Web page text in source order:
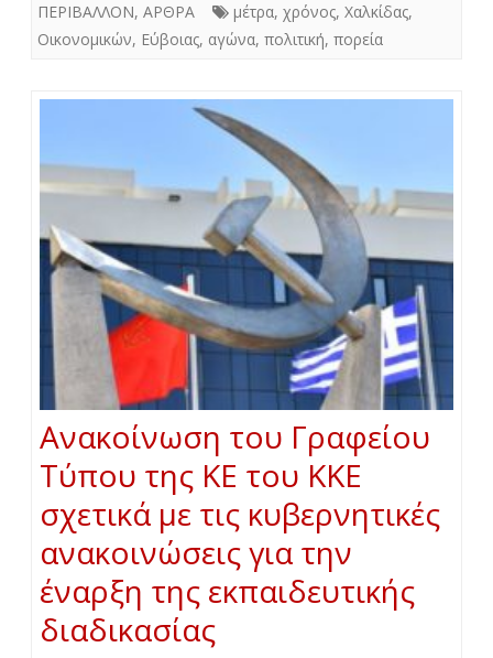
ΠΕΡΙΒΑΛΛΟΝ, ΑΡΘΡΑ μέτρα, χρόνος, Χαλκίδας,
Οικονομικών, Εύβοιας, αγώνα, πολιτική, πορεία
Ανακοίνωση του Γραφείου
Τύπου της ΚΕ του ΚΚΕ
σχετικά με τις κυβερνητικές
ανακοινώσεις για την
έναρξη της εκπαιδευτικής
διαδικασίας